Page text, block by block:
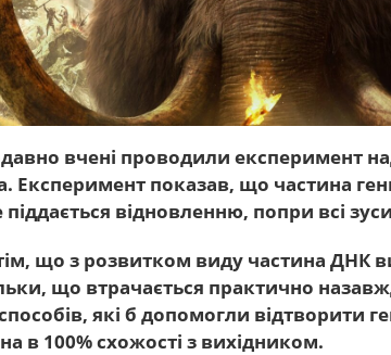
вчені проводили експеримент
Експеримент показав, що частина
відновленню, попри всі
що з розвитком виду частина ДНК
що втрачається практично
способів, які б допомогли відтворити
в 100% схожості з вихідником.